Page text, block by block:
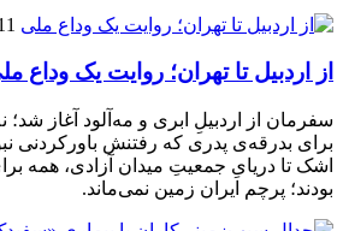
11
از اردبیل تا تهران؛ روایت یک وداع
سفرمان از اردبیلِ ابری و مه‌آلود آغاز شد؛
برای بدرقه‌ی پدری که رفتنش باورکردنی
اشک تا دریایِ جمعیتِ میدان آزادی، همه
بودند؛ پرچم ایران زمین نمی‌ماند.